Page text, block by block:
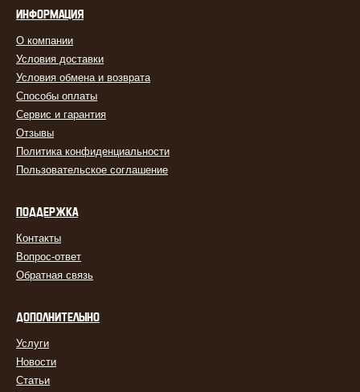
ИНФОРМАЦИЯ
О компании
Условия доставки
Условия обмена и возврата
Способы оплаты
Сервис и гарантия
Отзывы
Политика конфиденциальности
Пользовательское соглашение
ПОДДЕРЖКА
Контакты
Вопрос-ответ
Обратная связь
ДОПОЛНИТЕЛЬНО
Услуги
Новости
Статьи